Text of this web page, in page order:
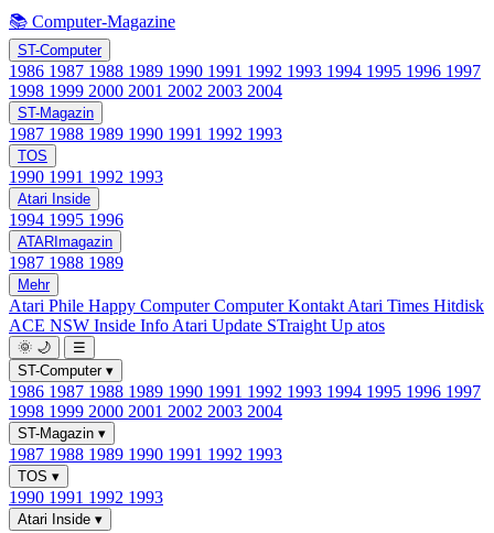
📚 Computer-Magazine
ST-Computer
1986 1987 1988 1989 1990 1991 1992 1993 1994 1995 1996 1997
1998 1999 2000 2001 2002 2003 2004
ST-Magazin
1987 1988 1989 1990 1991 1992 1993
TOS
1990 1991 1992 1993
Atari Inside
1994 1995 1996
ATARImagazin
1987 1988 1989
Mehr
Atari Phile Happy ComputerComputer Kontakt Atari Times Hitdisk
ACE NSW Inside Info Atari Update STraight Up atos
🌞 🌙
☰
ST-Computer ▾
1986 1987 1988 1989 1990 1991 1992 1993 1994 1995 1996 1997
1998 1999 2000 2001 2002 2003 2004
ST-Magazin ▾
1987 1988 1989 1990 1991 1992 1993
TOS ▾
1990 1991 1992 1993
Atari Inside ▾